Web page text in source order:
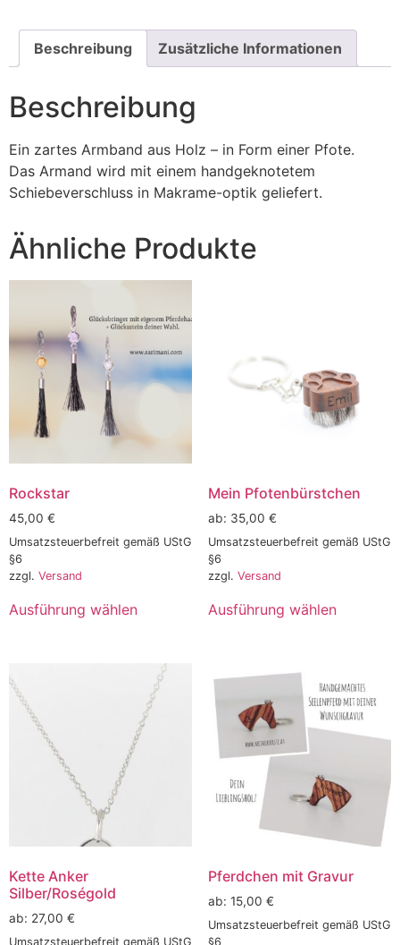
Beschreibung Zusätzliche Informationen
Beschreibung
Ein zartes Armband aus Holz – in Form einer Pfote.
Das Armand wird mit einem handgeknotetem
Schiebeverschluss in Makrame-optik geliefert.
Ähnliche Produkte
Rockstar
45,00 €
Umsatzsteuerbefreit gemäß UStG
§6
zzgl. Versand
Ausführung wählen
Mein Pfotenbürstchen
ab: 35,00 €
Umsatzsteuerbefreit gemäß UStG
§6
zzgl. Versand
Ausführung wählen
Kette Anker
Silber/Roségold
ab: 27,00 €
Umsatzsteuerbefreit gemäß UStG
Pferdchen mit Gravur
ab: 15,00 €
Umsatzsteuerbefreit gemäß UStG
§6